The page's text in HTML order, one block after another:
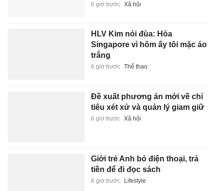
6 giờ trước Xã hội
HLV Kim nói đùa: Hòa
Singapore vì hôm ấy tôi mặc áo
trắng
6 giờ trước Thể thao
Đề xuất phương án mới về chỉ
tiêu xét xử và quản lý giam giữ
6 giờ trước Xã hội
Giới trẻ Anh bỏ điện thoại, trả
tiền để đi đọc sách
6 giờ trước Lifestyle